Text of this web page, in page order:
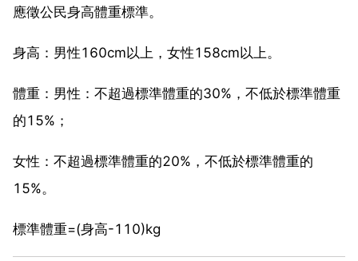
應徵公民身高體重標準。
身高：男性160cm以上，女性158cm以上。
體重：男性：不超過標準體重的30%，不低於標準體重
的15%；
女性：不超過標準體重的20%，不低於標準體重的
15%。
標準體重=(身高-110)kg